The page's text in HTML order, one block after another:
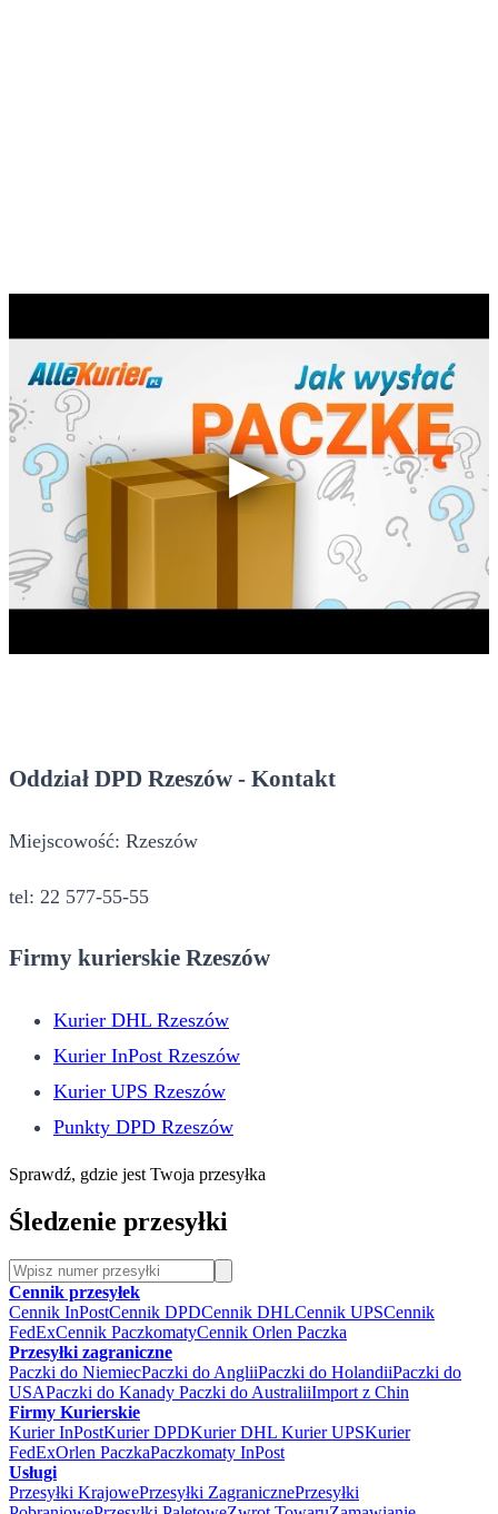
Oddział DPD Rzeszów - Kontakt
Miejscowość: Rzeszów
tel: 22 577-55-55
Firmy kurierskie Rzeszów
Kurier DHL Rzeszów
Kurier InPost Rzeszów
Kurier UPS Rzeszów
Punkty DPD Rzeszów
Sprawdź, gdzie jest Twoja przesyłka
Śledzenie przesyłki
Cennik przesyłek
Cennik InPostCennik DPDCennik DHLCennik UPSCennik
FedExCennik PaczkomatyCennik Orlen Paczka
Przesyłki zagraniczne
Paczki do NiemiecPaczki do AngliiPaczki do HolandiiPaczki do
USAPaczki do Kanady Paczki do AustraliiImport z Chin
Firmy Kurierskie
Kurier InPostKurier DPDKurier DHL Kurier UPSKurier
FedExOrlen PaczkaPaczkomaty InPost
Usługi
Przesyłki KrajowePrzesyłki ZagranicznePrzesyłki